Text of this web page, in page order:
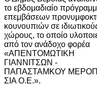
το εβδομαδιαίο
επεμβάσεων
κουνουπιών σε
χώρους, το οποίο
από τον ανάδοχο φορέα
«ΑΠΕΝΤΟΜΩΤΙΚΗ
ΓΙΑΝΝΙΤΣΩΝ -
ΠΑΠΑΣΤΑΜΚΟΥ
ΣΙΑ Ο.Ε.».